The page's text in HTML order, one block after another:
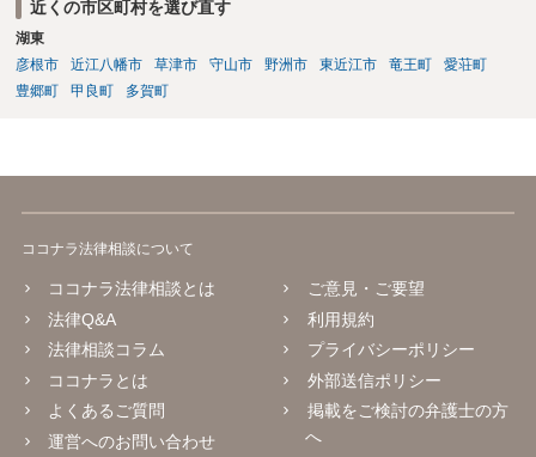
近くの市区町村を選び直す
湖東
彦根市
近江八幡市 草津市 守山市 野洲市 東近江市 竜王町
愛荘町
豊郷町
甲良町 多賀町
ココナラ法律相談について
ココナラ法律相談とは
法律Q&A
法律相談コラム
ココナラとは
よくあるご質問
運営へのお問い合わせ
ご意見・ご要望
利用規約
プライバシーポリシー
外部送信ポリシー
掲載をご検討の弁護士の方
へ